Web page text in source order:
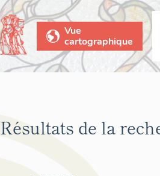
Vue
cartographique
Résultats de la